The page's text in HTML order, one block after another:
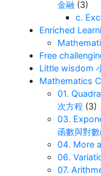
金融 (3)
c.
Enriched
Free
Little wisdom
Mathematics
01.
次方程 (3)
03.
函數與對
04. More
06.
07.